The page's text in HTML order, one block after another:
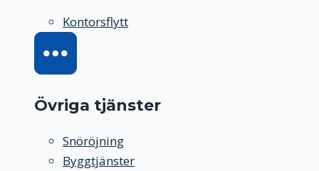
Kontorsflytt
Övriga tjänster
Snöröjning
Byggtjänster